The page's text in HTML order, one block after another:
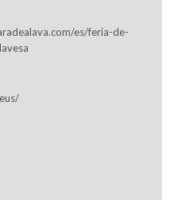
es/feria-de-